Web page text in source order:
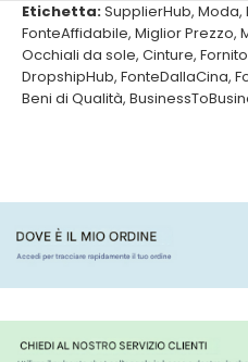
Etichetta:SupplierHub, Moda,
FonteAffidabile, Miglior Prezzo,
Occhiali da sole, Cinture,
DropshipHub, FonteDallaCina,
Beni di Qualità,